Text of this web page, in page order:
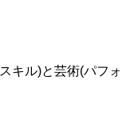
キル)と芸術(パフォ